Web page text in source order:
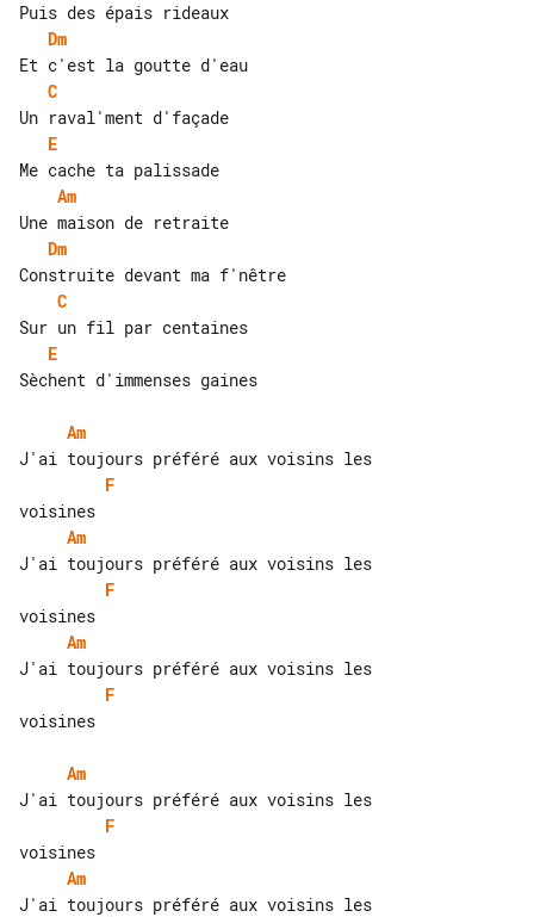
Dm
C
E
Am
Dm
C
E
Sèchent d'immenses gaines
Am
F
Am
F
Am
F
voisines
Am
F
Am